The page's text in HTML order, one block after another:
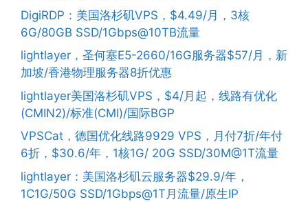
DigiRDP：美国洛杉矶VPS，$4.49/月，3核
6G/80GB SSD/1Gbps@10TB流量
lightlayer，圣何塞E5-2660/16G服务器$57/月，新
加坡/香港物理服务器8折优惠
lightlayer美国洛杉矶VPS，$4/月起，线路有优化
(CMIN2)/标准(CMI)/国际BGP
VPSCat，德国优化线路9929 VPS，月付7折/年付
6折，$30.6/年，1核1G/ 20G SSD/30M@1T流量
lightlayer：美国洛杉矶云服务器$29.9/年，
1C1G/50G SSD/1Gbps@1T月流量/原生IP